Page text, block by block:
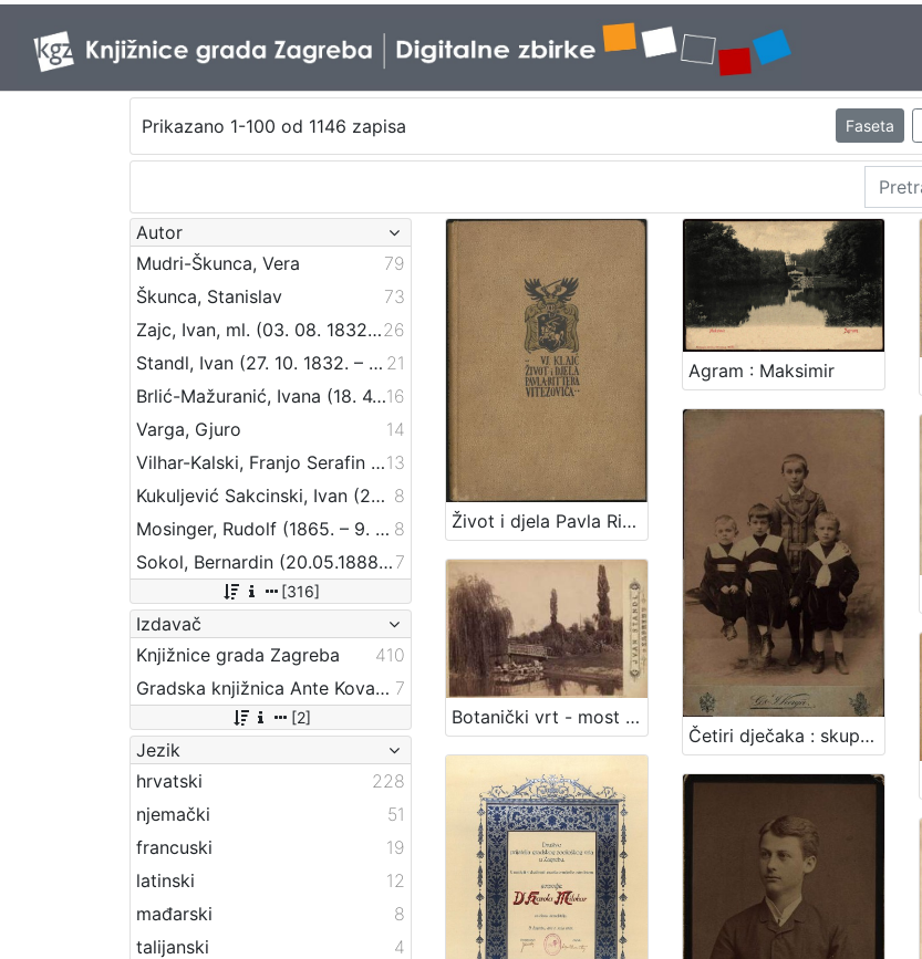
Prikazano 1-100 od 1146 zapisa Faseta
Autor
Mudri-Škunca, Vera
79
Škunca, Stanislav
73
Zajc, Ivan, ml. (03. 08. 1832. – 16. 12. 1914.)26
Standl, Ivan (27. 10. 1832. – 30. 8. 1897.) 21
Brlić-Mažuranić, Ivana (18. 4. 1874. – 21. 9. 1938.)16
Varga, Gjuro
14
Vilhar-Kalski, Franjo Serafin (5. 1. 1852. – 4. 3. 1928.)13
Kukuljević Sakcinski, Ivan (29. 5. 1816. – 1. 8. 1889.) 8
Mosinger, Rudolf (1865. – 9. 10. 1918.) 8
Sokol, Bernardin (20.05.1888 – 24.09.1944) 7
[316]
Izdavač
Knjižnice grada Zagreba
410
Gradska knjižnica Ante Kovačića 7
[2]
Jezik
hrvatski
228
njemački
51
francuski
19
latinski
12
mađarski
8
talijanski
4
Život i djela Pavla Rittera Vitezovića / Vjekoslav Klaić
Agram : Maksimir
Botanički vrt - most preko jezera / Ivan Standl
Četiri dječaka : skupni portret / G .& I. Varga